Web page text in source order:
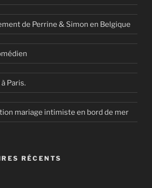
de Perrine & Simon en Belgique
Paris.
mariage intimiste en bord de mer
RÉCENTS